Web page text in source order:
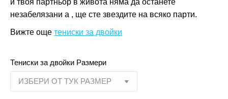
и твоя партньор в живота няма да останете
незабелязани а , ще сте звездите на всяко парти.
Вижте още тениски за двойки
Тениски за двойки Размери